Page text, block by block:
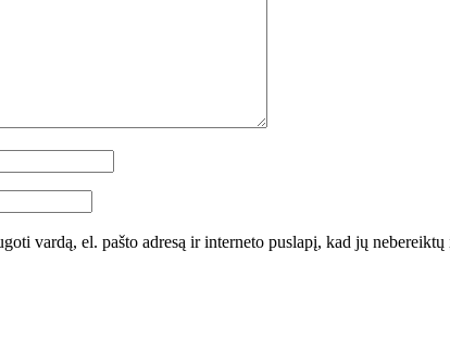
vardą, el. pašto adresą ir interneto puslapį, kad jų